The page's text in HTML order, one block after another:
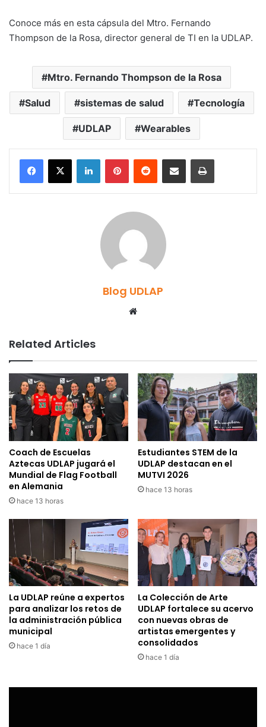
Conoce más en esta cápsula del Mtro. Fernando
Thompson de la Rosa, director general de TI en la UDLAP.
Mtro. Fernando Thompson de la Rosa
Salud sistemas de salud Tecnología
UDLAP Wearables
LinkedInPinterestReddit Share via Email Print
Blog UDLAP
Related Articles
Coach de Escuelas
Aztecas UDLAP jugará el
Mundial de Flag Football
en Alemania
hace 13 horas
Estudiantes STEM de la
UDLAP destacan en el
MUTVI 2026
hace 13 horas
La UDLAP reúne a expertos
para analizar los retos de
la administración pública
municipal
hace 1 día
La Colección de Arte
UDLAP fortalece su acervo
con nuevas obras de
artistas emergentes y
consolidados
hace 1 día